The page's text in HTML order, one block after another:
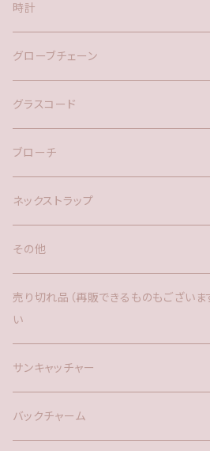
時計
バックチャーム
ネックレス
グローブチェーン
バックチャーム
グラスコード
ブローチ
ネックストラップ
その他
バックチャーム
時計
サンキャッチャー
売り切れ品（再販できるものもございま
い
サンキャッチャー
バックチャーム